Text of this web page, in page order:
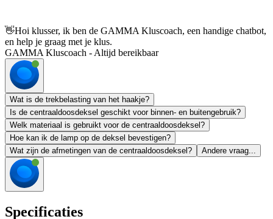
👋Hoi klusser, ik ben de GAMMA Kluscoach, een handige chatbot,
en help je graag met je klus.
GAMMA Kluscoach - Altijd bereikbaar
Wat is de trekbelasting van het haakje?
Is de centraaldoosdeksel geschikt voor binnen- en buitengebruik?
Welk materiaal is gebruikt voor de centraaldoosdeksel?
Hoe kan ik de lamp op de deksel bevestigen?
Wat zijn de afmetingen van de centraaldoosdeksel?
Andere vraag...
Specificaties